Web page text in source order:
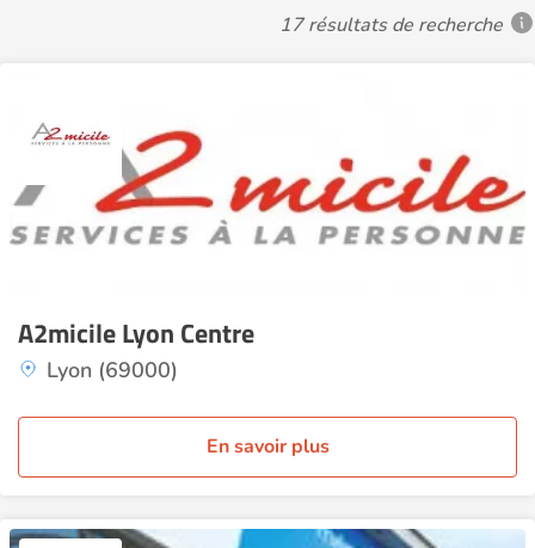
17 résultats de recherche
A2micile Lyon Centre
Lyon (69000)
En savoir plus